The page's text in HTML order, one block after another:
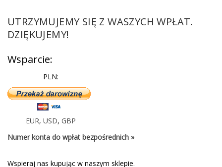
UTRZYMUJEMY SIĘ Z WASZYCH WPŁAT.
DZIĘKUJEMY!
Wsparcie:
PLN:
EUR, USD, GBP
Numer konta do wpłat bezpośrednich »
Wspieraj nas kupując w naszym sklepie.